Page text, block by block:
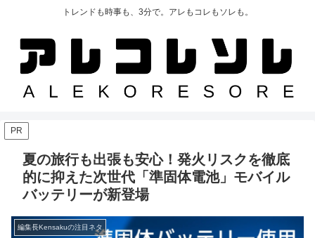
トレンドも時事も、3分で。アレもコレもソレも。
PR
夏の旅行も出張も安心！発火リスクを徹底
的に抑えた次世代「準固体電池」モバイル
バッテリーが新登場
編集長Kensakuの注目ネタ